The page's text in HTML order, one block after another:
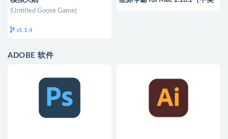
(Untitled Goose Game)
v1.1.4
ADOBE 软件